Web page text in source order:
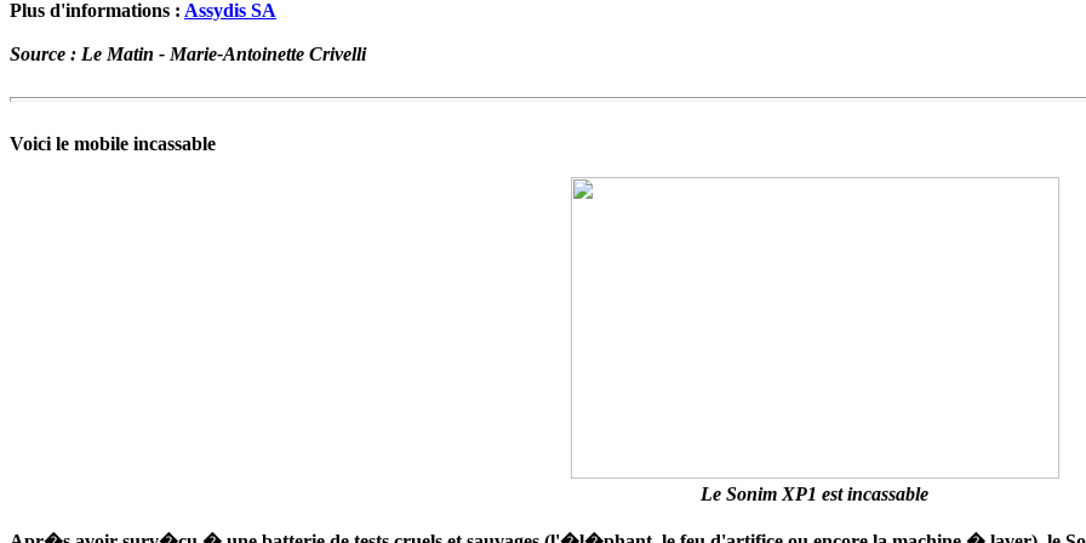
Plus d'informations : Assydis SA
Source : Le Matin - Marie-Antoinette Crivelli
Voici le mobile incassable
Le Sonim XP1 est incassable